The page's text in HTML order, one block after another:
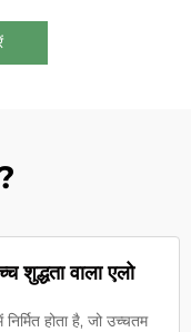
शुद्धता वाला एलो
होता है, जो उच्चतम